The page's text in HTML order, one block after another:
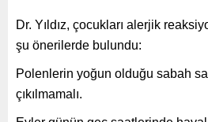
Dr. Yıldız, çocukları alerjik
şu önerilerde bulundu:
Polenlerin yoğun olduğu sabah
çıkılmamalı.